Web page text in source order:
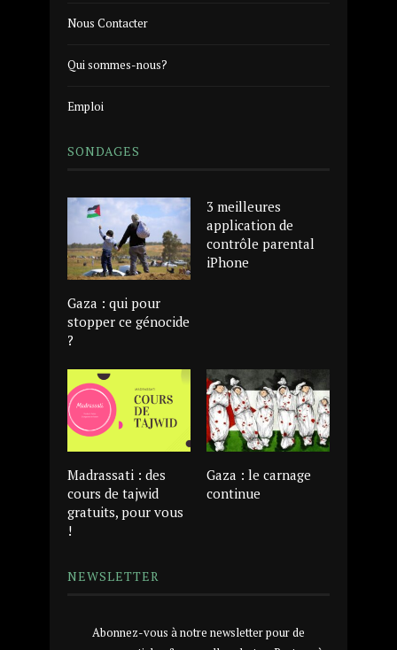
Nous Contacter
Qui sommes-nous?
Emploi
SONDAGES
Gaza : qui pour
stopper ce génocide
?
3 meilleures
application de
contrôle parental
iPhone
Madrassati : des
cours de tajwid
gratuits, pour vous
!
Gaza : le carnage
continue
NEWSLETTER
Abonnez-vous à notre newsletter pour de